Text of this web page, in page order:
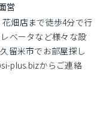
営
畑店まで徒歩4分で行
ベータなど様々な設
留米市でお部屋探し
plus.bizからご連絡